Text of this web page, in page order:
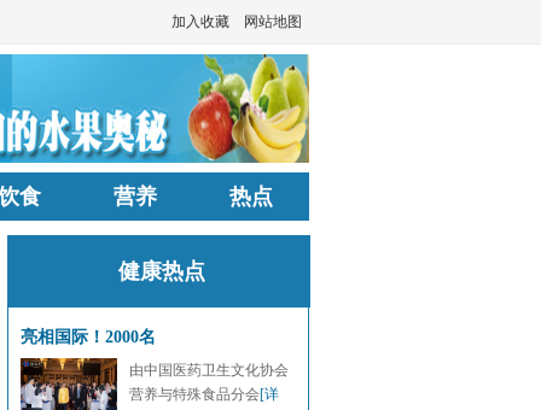
加入收藏 网站地图
食 营养 热点
健康热点
亮相国际！2000名
由中国医药卫生文化协会
营养与特殊食品分会[详